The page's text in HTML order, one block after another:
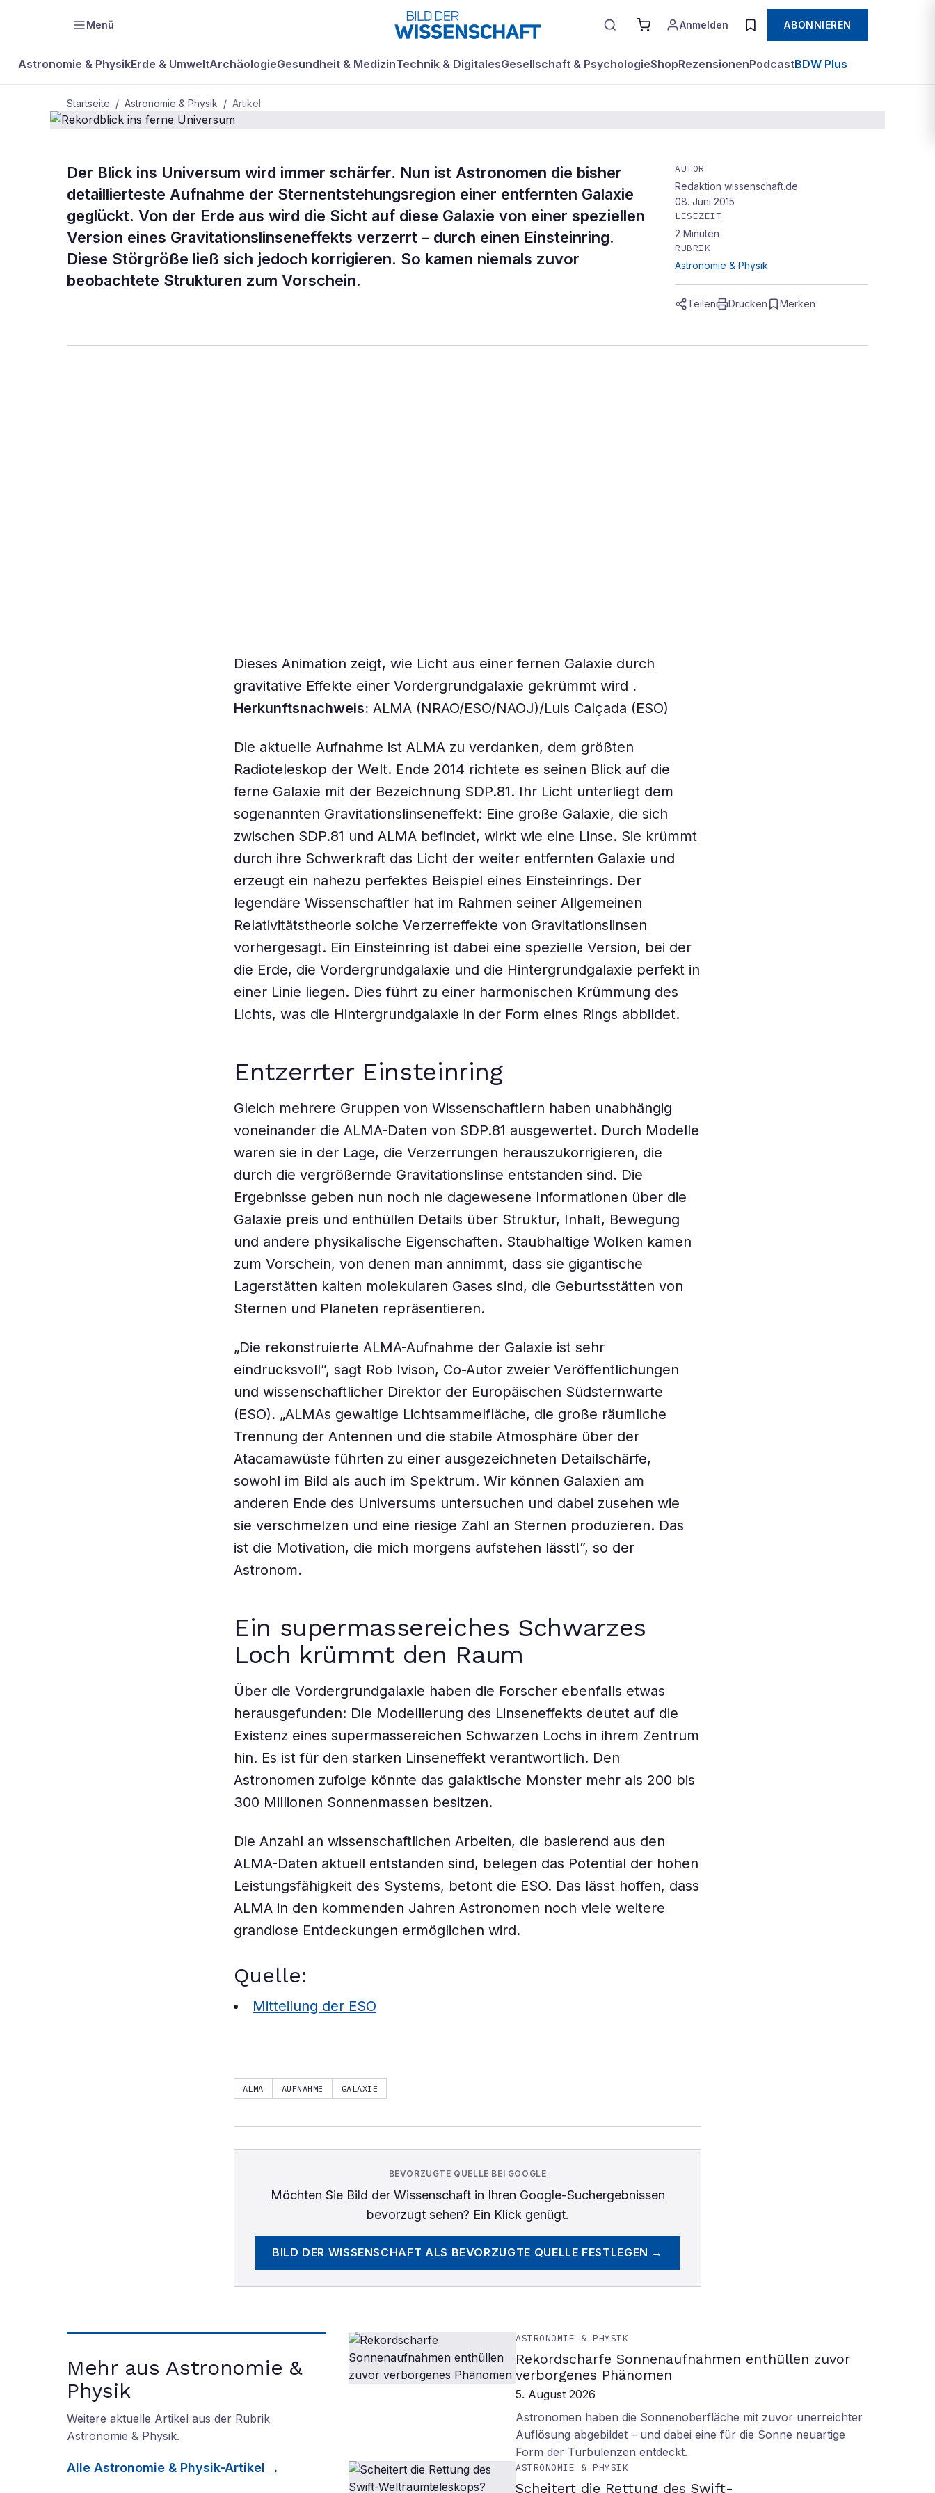
Menü Anmelden ABONNIEREN
Astronomie & PhysikErde & UmweltArchäologieGesundheit & MedizinTechnik & DigitalesGesellschaft & PsychologieShopRezensionenPodcastBDW Plus
Startseite / Astronomie & Physik / Artikel
ASTRONOMIE & PHYSIK
Rekordblick ins ferne
Universum
Der Blick ins Universum wird immer schärfer. Nun ist Astronomen die bisher
detaillierteste Aufnahme der Sternentstehungsregion einer entfernten Galaxie
geglückt. Von der Erde aus wird die Sicht auf diese Galaxie von einer speziellen
Version eines Gravitationslinseneffekts verzerrt – durch einen Einsteinring.
Diese Störgröße ließ sich jedoch korrigieren. So kamen niemals zuvor
beobachtete Strukturen zum Vorschein.
AUTOR
Redaktion wissenschaft.de
08. Juni 2015
LESEZEIT
2 Minuten
RUBRIK
Astronomie & Physik
Teilen Drucken Merken
Dieses Animation zeigt, wie Licht aus einer fernen Galaxie durch
gravitative Effekte einer Vordergrundgalaxie gekrümmt wird .
Herkunftsnachweis: ALMA (NRAO/ESO/NAOJ)/Luis Calçada (ESO)
Die aktuelle Aufnahme ist ALMA zu verdanken, dem größten
Radioteleskop der Welt. Ende 2014 richtete es seinen Blick auf die
ferne Galaxie mit der Bezeichnung SDP.81. Ihr Licht unterliegt dem
sogenannten Gravitationslinseneffekt: Eine große Galaxie, die sich
zwischen SDP.81 und ALMA befindet, wirkt wie eine Linse. Sie krümmt
durch ihre Schwerkraft das Licht der weiter entfernten Galaxie und
erzeugt ein nahezu perfektes Beispiel eines Einsteinrings. Der
legendäre Wissenschaftler hat im Rahmen seiner Allgemeinen
Relativitätstheorie solche Verzerreffekte von Gravitationslinsen
vorhergesagt. Ein Einsteinring ist dabei eine spezielle Version, bei der
die Erde, die Vordergrundgalaxie und die Hintergrundgalaxie perfekt in
einer Linie liegen. Dies führt zu einer harmonischen Krümmung des
Lichts, was die Hintergrundgalaxie in der Form eines Rings abbildet.
Entzerrter Einsteinring
Gleich mehrere Gruppen von Wissenschaftlern haben unabhängig
voneinander die ALMA-Daten von SDP.81 ausgewertet. Durch Modelle
waren sie in der Lage, die Verzerrungen herauszukorrigieren, die
durch die vergrößernde Gravitationslinse entstanden sind. Die
Ergebnisse geben nun noch nie dagewesene Informationen über die
Galaxie preis und enthüllen Details über Struktur, Inhalt, Bewegung
und andere physikalische Eigenschaften. Staubhaltige Wolken kamen
zum Vorschein, von denen man annimmt, dass sie gigantische
Lagerstätten kalten molekularen Gases sind, die Geburtsstätten von
Sternen und Planeten repräsentieren.
„Die rekonstruierte ALMA-Aufnahme der Galaxie ist sehr
eindrucksvoll”, sagt Rob Ivison, Co-Autor zweier Veröffentlichungen
und wissenschaftlicher Direktor der Europäischen Südsternwarte
(ESO). „ALMAs gewaltige Lichtsammelfläche, die große räumliche
Trennung der Antennen und die stabile Atmosphäre über der
Atacamawüste führten zu einer ausgezeichneten Detailschärfe,
sowohl im Bild als auch im Spektrum. Wir können Galaxien am
anderen Ende des Universums untersuchen und dabei zusehen wie
sie verschmelzen und eine riesige Zahl an Sternen produzieren. Das
ist die Motivation, die mich morgens aufstehen lässt!”, so der
Astronom.
Ein supermassereiches Schwarzes
Loch krümmt den Raum
Über die Vordergrundgalaxie haben die Forscher ebenfalls etwas
herausgefunden: Die Modellierung des Linseneffekts deutet auf die
Existenz eines supermassereichen Schwarzen Lochs in ihrem Zentrum
hin. Es ist für den starken Linseneffekt verantwortlich. Den
Astronomen zufolge könnte das galaktische Monster mehr als 200 bis
300 Millionen Sonnenmassen besitzen.
Die Anzahl an wissenschaftlichen Arbeiten, die basierend aus den
ALMA-Daten aktuell entstanden sind, belegen das Potential der hohen
Leistungsfähigkeit des Systems, betont die ESO. Das lässt hoffen, dass
ALMA in den kommenden Jahren Astronomen noch viele weitere
grandiose Entdeckungen ermöglichen wird.
Quelle:
Mitteilung der ESO
ALMA AUFNAHME GALAXIE
BEVORZUGTE QUELLE BEI GOOGLE
Möchten Sie Bild der Wissenschaftin Ihren Google-Suchergebnissen
bevorzugt sehen? Ein Klick genügt.
BILD DER WISSENSCHAFT ALS BEVORZUGTE QUELLE FESTLEGEN →
Mehr aus Astronomie &
Physik
Weitere aktuelle Artikel aus der Rubrik
Astronomie & Physik.
Alle Astronomie & Physik-Artikel
ASTRONOMIE & PHYSIK
Rekordscharfe Sonnenaufnahmen enthüllen zuvor
verborgenes Phänomen
5. August 2026
Astronomen haben die Sonnenoberfläche mit zuvor unerreichter
Auflösung abgebildet – und dabei eine für die Sonne neuartige
Form der Turbulenzen entdeckt.
ASTRONOMIE & PHYSIK
Scheitert die Rettung des Swift-